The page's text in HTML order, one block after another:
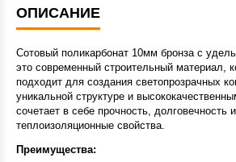
ОПИСАНИЕ
Сотовый поликарбонат 10мм бронза с
это современный строительный материал,
подходит для создания светопрозрачных
уникальной структуре и
сочетает в себе прочность, долговечность
теплоизоляционные свойства.
Преимущества: